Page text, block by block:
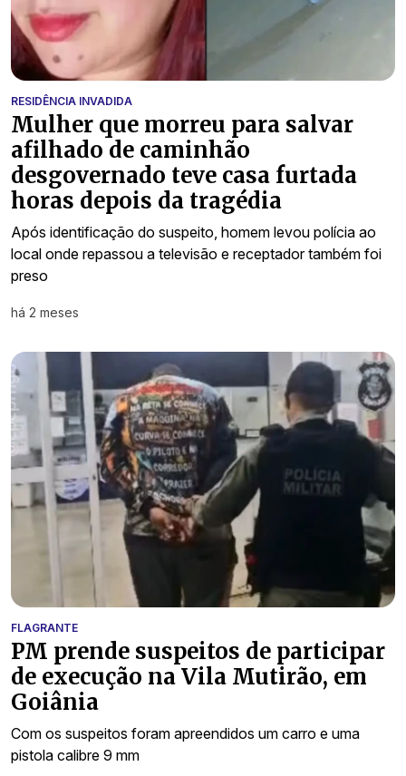
RESIDÊNCIA INVADIDA
Mulher que morreu para salvar
afilhado de caminhão
desgovernado teve casa furtada
horas depois da tragédia
Após identificação do suspeito, homem levou polícia ao
local onde repassou a televisão e receptador também foi
preso
há 2 meses
FLAGRANTE
PM prende suspeitos de participar
de execução na Vila Mutirão, em
Goiânia
Com os suspeitos foram apreendidos um carro e uma
pistola calibre 9 mm